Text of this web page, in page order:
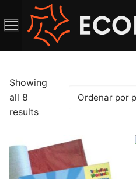
para
conteúdo
Showing
all 8
results
Ordenado
por